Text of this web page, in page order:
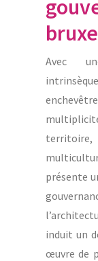
Avec
présente
induit un
œuvre de